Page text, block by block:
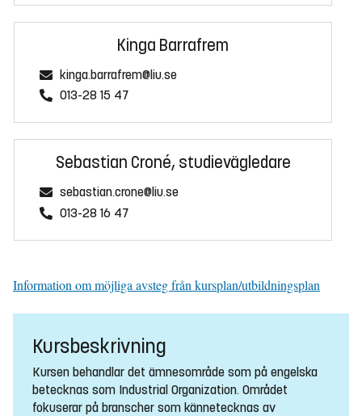
Kinga Barrafrem
kinga.barrafrem@liu.se
013-28 15 47
Sebastian Croné, studievägledare
sebastian.crone@liu.se
013-28 16 47
Information om möjliga avsteg från kursplan/utbildningsplan
Kursbeskrivning
Kursen behandlar det ämnesområde som på engelska
betecknas som Industrial Organization. Området
fokuserar på branscher som kännetecknas av